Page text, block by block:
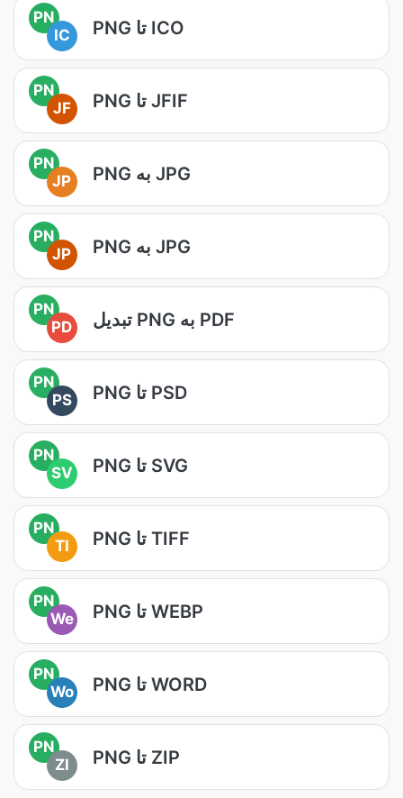
PN
IC
PNG تا ICO
PN
JF
PNG تا JFIF
PN
JP
PNG به JPG
PN
JP
PNG به JPG
PN
PD
تبدیل PNG به PDF
PN
PS
PNG تا PSD
PN
SV
PNG تا SVG
PN
TI
PNG تا TIFF
PN
We
PNG تا WEBP
PN
Wo
PNG تا WORD
PN
ZI
PNG تا ZIP